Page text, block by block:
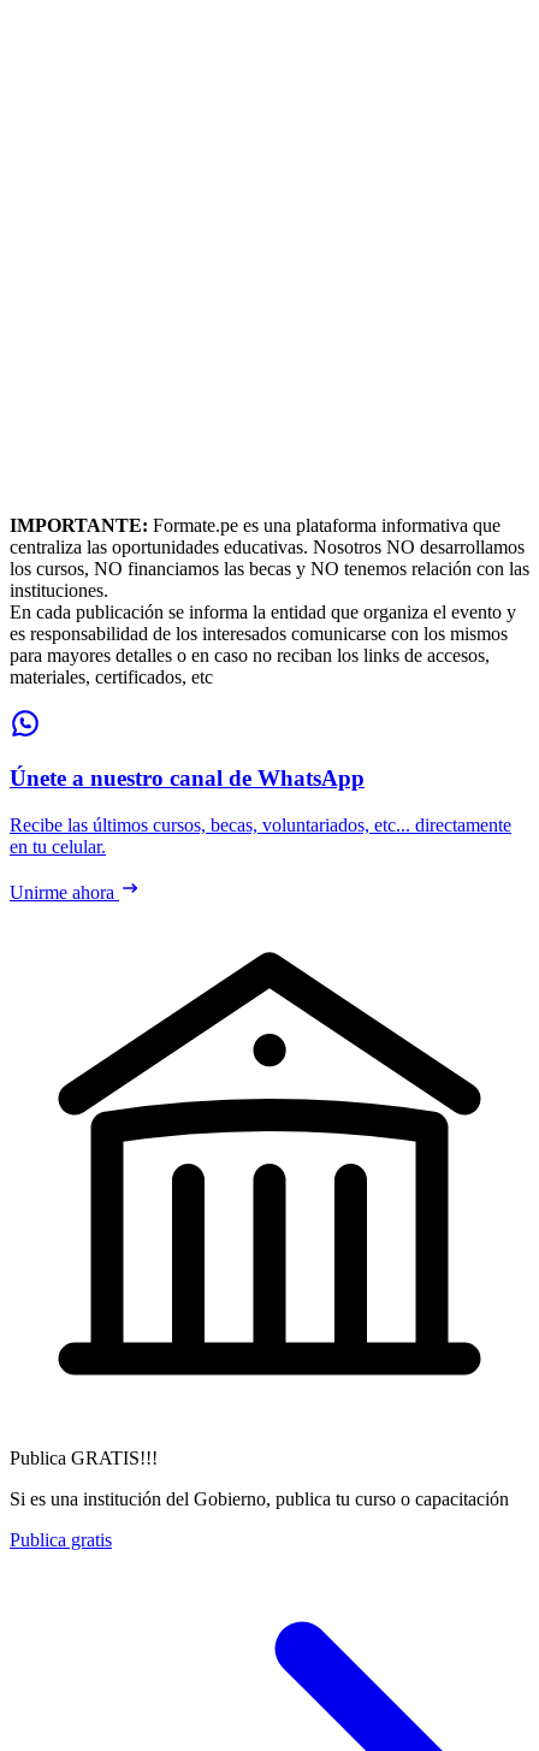
IMPORTANTE: Formate.pe es una plataforma informativa que
centraliza las oportunidades educativas. Nosotros NO desarrollamos
los cursos, NO financiamos las becas y NO tenemos relación con las
instituciones.
En cada publicación se informa la entidad que organiza el evento y
es responsabilidad de los interesados comunicarse con los mismos
para mayores detalles o en caso no reciban los links de accesos,
materiales, certificados, etc
Únete a nuestro canal de WhatsApp
Recibe las últimos cursos, becas, voluntariados, etc... directamente
en tu celular.
Unirme ahora
Publica GRATIS!!!
Si es una institución del Gobierno, publica tu curso o capacitación
Publica gratis